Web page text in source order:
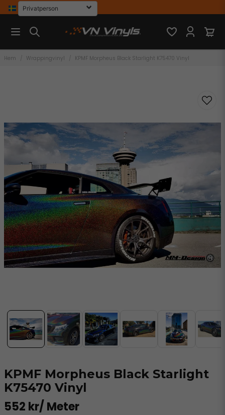
Hem Wrappingvinyl KPMF Morpheus Black Starlight K75470 Vinyl
KPMF Morpheus Black Starlight
K75470 Vinyl
552 kr/ Meter